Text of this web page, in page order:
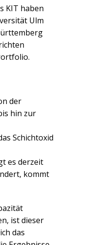
KIT haben
Ulm
der
hin zur
Schichtoxid
es derzeit
kommt
ist dieser
das